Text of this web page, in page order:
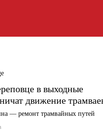
в выходные
движение
— ремонт трамвайных путей